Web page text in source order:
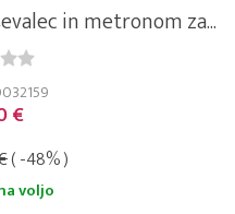
in metronom za...
€
( -48% )
voljo